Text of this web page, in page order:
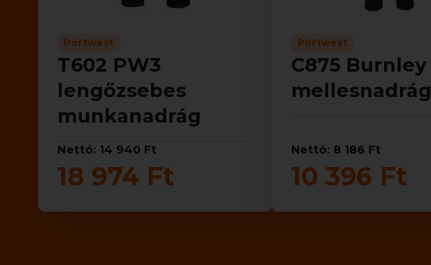
Portwest
T602 PW3
lengőzsebes
munkanadrág
Nettó: 14 940 Ft
18 974 Ft
Portwest
C875 Burnley
mellesnadrág
Nettó: 8 186 Ft
10 396 Ft